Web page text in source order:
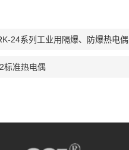
24系列工业用隔爆、防爆热电偶
标准热电偶